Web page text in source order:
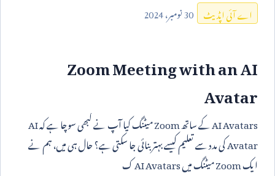
اے آئی اپڈیٹ 30نومبر،2024
Zoom Meeting with an AI
Avatar
AI Avatarsکے ساتھZoomمیٹنگ کیا آپ نے کبھی سوچا ہے کہAI
Avatarکی مدد سے تعلیم کیسے بہتر بنائی جا سکتی ہے؟ حال ہی میں، ہم نے
ایکZoomمیٹنگ میںAI Avatarsک